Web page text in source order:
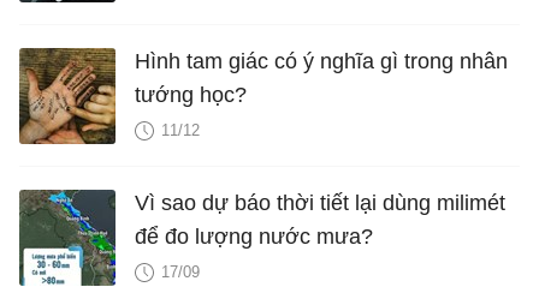
Hình tam giác có ý nghĩa gì trong nhân
tướng học?
11/12
Vì sao dự báo thời tiết lại dùng milimét
để đo lượng nước mưa?
17/09